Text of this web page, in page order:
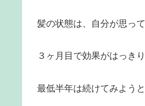
髪の状態は、自分が思っ
３ヶ月目で効果がはっき
最低半年は続けてみよう